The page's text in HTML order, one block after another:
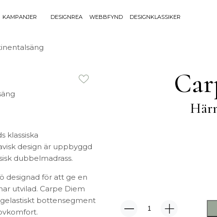
Bordslampor
Plafonder
Vägglampor
Bänkar
Bord
Solsängar
KAMPANJER DESIGNREA WEBBFYND DESIGNKLASSIKER
klassiska
design är uppbyggd
dubbelmadrass.
designad för att ge en
utvilad. Carpe Diem
bottensegment
Härmanö